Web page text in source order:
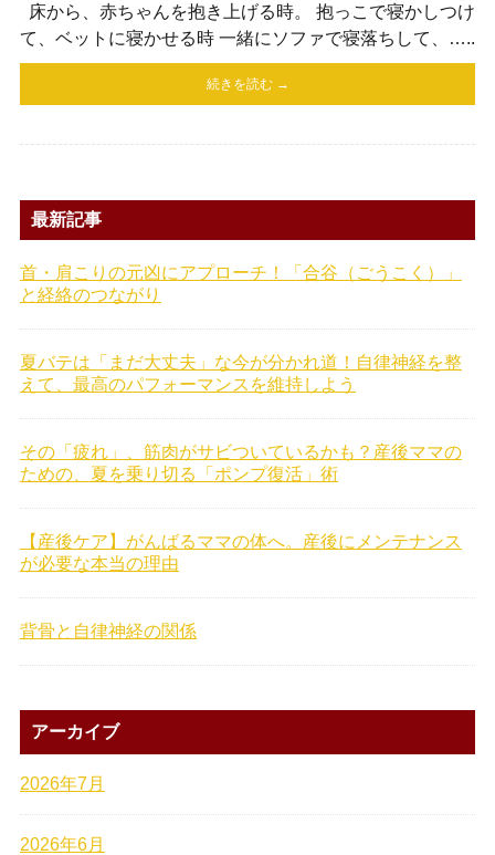
床から、赤ちゃんを抱き上げる時。 抱っこで寝かしつけ
て、ベットに寝かせる時 一緒にソファで寝落ちして、…..
続きを読む →
最新記事
首・肩こりの元凶にアプローチ！「合谷（ごうこく）」
と経絡のつながり
夏バテは「まだ大丈夫」な今が分かれ道！自律神経を整
えて、最高のパフォーマンスを維持しよう
その「疲れ」、筋肉がサビついているかも？産後ママの
ための、夏を乗り切る「ポンプ復活」術
【産後ケア】がんばるママの体へ。産後にメンテナンス
が必要な本当の理由
背骨と自律神経の関係
アーカイブ
2026年7月
2026年6月